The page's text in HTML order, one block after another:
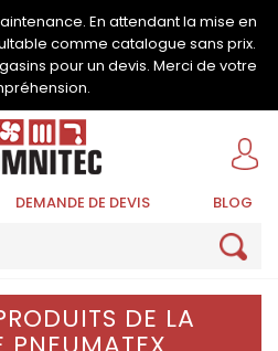
En attendant la mise en
comme catalogue sans prix.
pour un devis. Merci de votre
DEMANDE DE DEVIS BLOG
DE LA